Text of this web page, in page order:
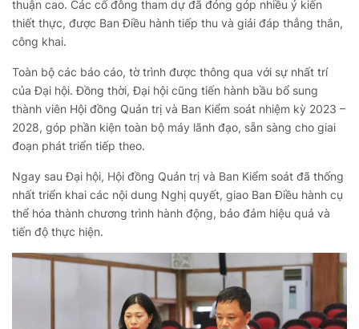
thuận cao. Các cổ đông tham dự đã đóng góp nhiều ý kiến
thiết thực, được Ban Điều hành tiếp thu và giải đáp thẳng thắn,
công khai.
Toàn bộ các báo cáo, tờ trình được thông qua với sự nhất trí
của Đại hội. Đồng thời, Đại hội cũng tiến hành bầu bổ sung
thành viên Hội đồng Quản trị và Ban Kiểm soát nhiệm kỳ 2023 –
2028, góp phần kiện toàn bộ máy lãnh đạo, sẵn sàng cho giai
đoạn phát triển tiếp theo.
Ngay sau Đại hội, Hội đồng Quản trị và Ban Kiểm soát đã thống
nhất triển khai các nội dung Nghị quyết, giao Ban Điều hành cụ
thể hóa thành chương trình hành động, bảo đảm hiệu quả và
tiến độ thực hiện.